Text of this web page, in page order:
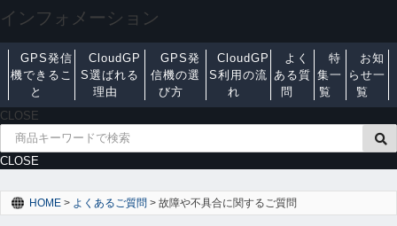
インフォメーション
GPS発信
機できるこ
と
CloudGP
S選ばれる
理由
GPS発
信機の選
び方
CloudGP
S利用の流
れ
よく
ある質
問
特
集一
覧
お知
らせ一
覧
CLOSE
CLOSE
HOME > よくあるご質問 > 故障や不具合に関するご質問